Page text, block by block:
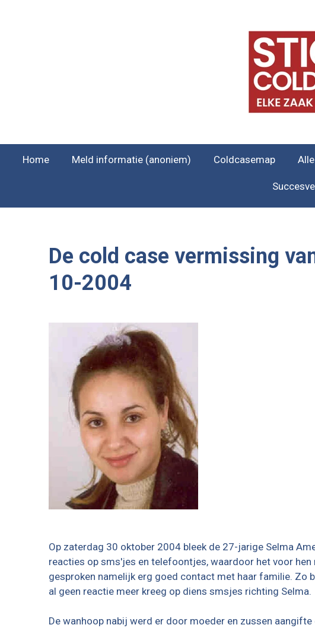
Home Meld informatie (anoniem) Coldcasemap
De cold case vermissing
10-2004
Op zaterdag 30 oktober 2004 bleek de 27-jarige Selma
reacties op sms'jes en telefoontjes, waardoor het voor
gesproken namelijk erg goed contact met haar familie. Zo
al geen reactie meer kreeg op diens smsjes richting Selma.
De wanhoop nabij werd er door moeder en zussen